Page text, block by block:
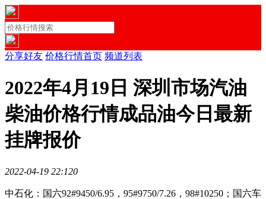
分享好友 价格行情首页 频道列表
2022年4月19日 深圳市场汽油
柴油价格行情成品油今日最新
挂牌报价
2022-04-19 22:120
中石化 ： 国六92#9450/6.95 ，95#9750/7.26，98#10250 ；国六车